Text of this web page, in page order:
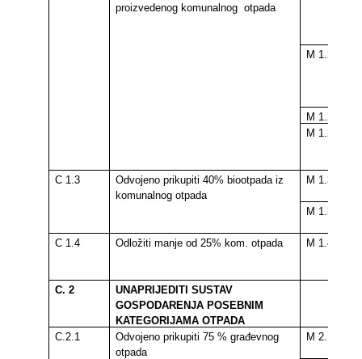
proizvedenog komunalnog otpada
M 1.2.2
M 1.2.3.
M 1.2.4.
C 1.3
Odvojeno prikupiti 40% biootpada iz
komunalnog otpada
M 1.3.2
M 1.3.3
C 1.4
Odložiti manje od 25% kom. otpada M 1.4.2
C. 2
UNAPRIJEDITI SUSTAV
GOSPODARENJA POSEBNIM
KATEGORIJAMA OTPADA
C.2.1
Odvojeno prikupiti 75 % građevnog
otpada
M 2.1.1